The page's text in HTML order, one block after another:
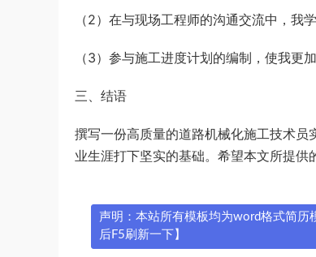
（2）在与现场工程师的沟通交流中，我
（3）参与施工进度计划的编制，使我更
三、结语
撰写一份高质量的道路机械化施工技术
业生涯打下坚实的基础。希望本文所提供
声明：本站所有模板均为word格式简
后F5刷新一下】